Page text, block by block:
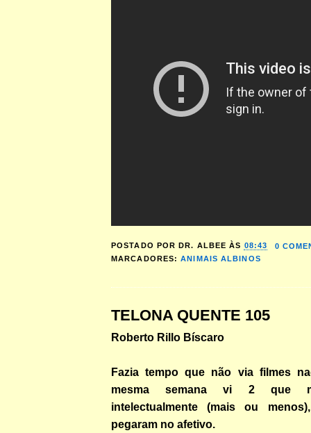
POSTADO POR DR. ALBEE ÀS 08:43
0
MARCADORES:ANIMAIS ALBINOS
TELONA QUENTE 105
Roberto Rillo Bíscaro
Fazia tempo que não via filmes
mesma semana vi 2 que
intelectualmente (mais ou
pegaram no afetivo.